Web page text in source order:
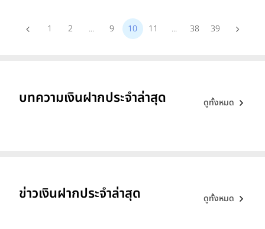
1 2 ... 9 10 11 ... 38 39
บทความเงินฝากประจำล่าสุด ดูทั้งหมด
ข่าวเงินฝากประจำล่าสุด ดูทั้งหมด